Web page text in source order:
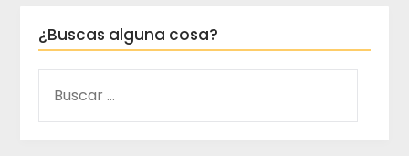
¿Buscas alguna cosa?